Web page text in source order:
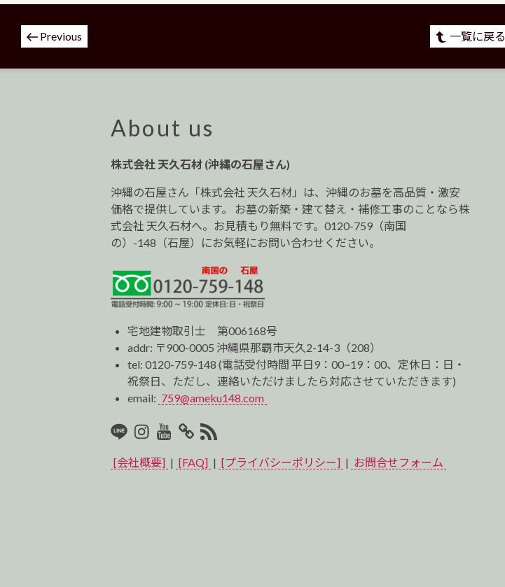
投
稿
ナ
Previous 一覧に戻る
About us
株式会社 天久石材 (沖縄の石屋さん)
沖縄の石屋さん「株式会社 天久石材」は、沖縄のお墓を高品質・激安
価格で提供しています。 お墓の新築・建て替え・補修工事のことなら株
式会社 天久石材へ。お見積もり無料です。0120-759（南国
の）-148（石屋）にお気軽にお問い合わせください。
宅地建物取引士 第006168号
addr: 〒900-0005 沖縄県那覇市天久2-14-3（208）
tel:0120-759-148 (電話受付時間 平日9：00~19：00、定休日：日・
祝祭日、ただし、連絡いただけましたら対応させていただきます)
email: 759@ameku148.com
LINEInstagram
Youtube
マ
イ
RSS2
[会社概要] | [FAQ] | [プライバシーポリシー] | お問合せフォーム